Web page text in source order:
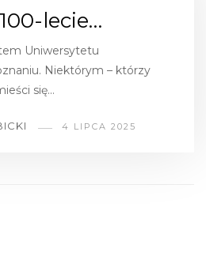
lecie…
Uniwersytetu
Niektórym – którzy
się…
4 LIPCA 2025